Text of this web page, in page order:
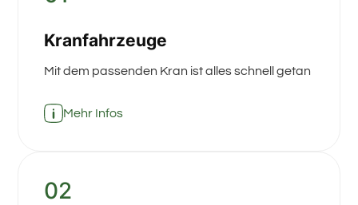
Kranfahrzeuge
Mit dem passenden Kran ist alles schnell getan
Mehr Infos
02